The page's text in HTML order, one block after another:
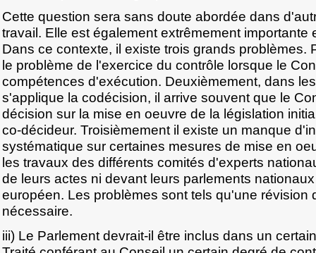
Cette question sera sans doute abordée dans
travail. Elle est également extrêmement importante
Dans ce contexte, il existe trois grands problèmes.
le problème de l'exercice du contrôle lorsque le
compétences d'exécution. Deuxièmement, dans
s'applique la codécision, il arrive souvent que le
décision sur la mise en oeuvre de la législation
co-décideur. Troisièmement il existe un manque
systématique sur certaines mesures de mise en
les travaux des différents comités d'experts
de leurs actes ni devant leurs parlements
européen. Les problèmes sont tels qu'une révision
nécessaire.
iii) Le Parlement devrait-il être inclus dans un